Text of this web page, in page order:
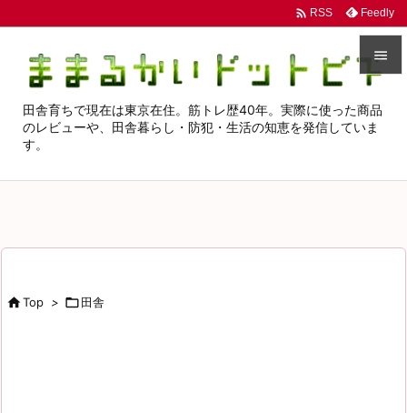


メニュ


次へ
 RSS Feedly
田舎育ちで現在は東京在住。筋トレ歴40年。実際に使った商品
のレビューや、田舎暮らし・防犯・生活の知恵を発信していま
す。
Top > 田舎